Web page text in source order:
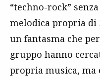
“techno-rock”
melodica propria di
un fantasma che
gruppo hanno
propria musica, ma